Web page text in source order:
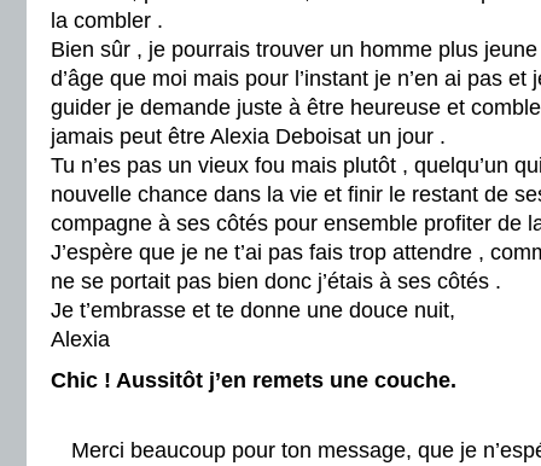
la combler .
Bien sûr , je pourrais trouver un homme plus
d’âge que moi mais pour l’instant je n’en ai pas
guider je demande juste à être heureuse et
jamais peut être Alexia Deboisat un jour .
Tu n’es pas un vieux fou mais plutôt , quelqu’un
nouvelle chance dans la vie et finir le restant de
compagne à ses côtés pour ensemble profiter de
J’espère que je ne t’ai pas fais trop attendre ,
ne se portait pas bien donc j’étais à ses côtés .
Je t’embrasse et te donne une douce nuit,
Alexia
Chic ! Aussitôt j’en remets une couche.
Merci beaucoup pour ton message, que je